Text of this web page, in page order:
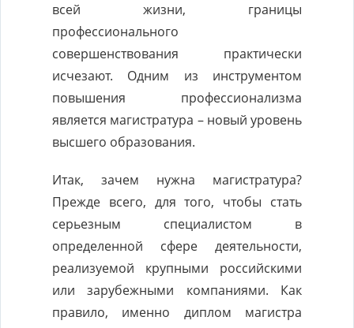
всей жизни, границы
профессионального
совершенствования практически
исчезают. Одним из инструментом
повышения профессионализма
является магистратура – новый уровень
высшего образования.
Итак, зачем нужна магистратура?
Прежде всего, для того, чтобы стать
серьезным специалистом в
определенной сфере деятельности,
реализуемой крупными российскими
или зарубежными компаниями. Как
правило, именно диплом магистра